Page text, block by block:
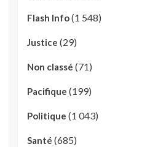
Flash Info(1 548)
Justice (29)
Non classé (71)
Pacifique (199)
Politique (1 043)
Santé (685)